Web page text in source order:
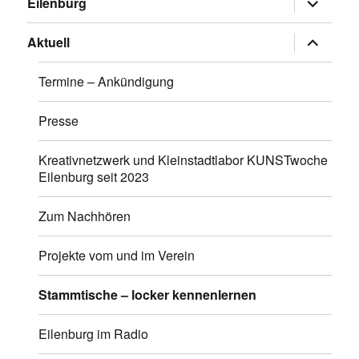
anzeigen
Aktuell
anzeigen
Termine – Ankündigung
Presse
Kreativnetzwerk und Kleinstadtlabor KUNSTwoche
Eilenburg seit 2023
Zum Nachhören
Projekte vom und im Verein
Stammtische – locker kennenlernen
Eilenburg im Radio